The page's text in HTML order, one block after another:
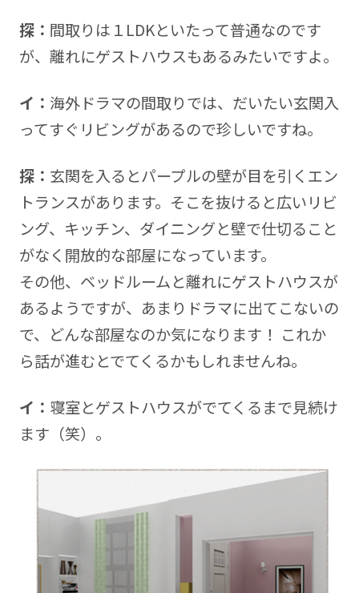
探： 間取りは１LDKといたって普通なのです
が、離れにゲストハウスもあるみたいですよ。
イ： 海外ドラマの間取りでは、だいたい玄関入
ってすぐリビングがあるので珍しいですね。
探： 玄関を入るとパープルの壁が目を引くエン
トランスがあります。そこを抜けると広いリビ
ング、キッチン、ダイニングと壁で仕切ること
がなく開放的な部屋になっています。
その他、ベッドルームと離れにゲストハウスが
あるようですが、あまりドラマに出てこないの
で、どんな部屋なのか気になります！ これか
ら話が進むとでてくるかもしれませんね。
イ： 寝室とゲストハウスがでてくるまで見続け
ます（笑）。